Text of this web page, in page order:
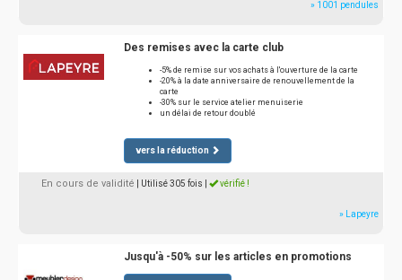
» 1001 pendules
Des remises avec la carte club
-5% de remise sur vos achats à l'ouverture de la carte
-20% à la date anniversaire de renouvellement de la
carte
-30% sur le service atelier menuiserie
un délai de retour doublé
vers la réduction
En cours de validité | Utilisé 305 fois vérifié !
» Lapeyre
Jusqu'à -50% sur les articles en promotions